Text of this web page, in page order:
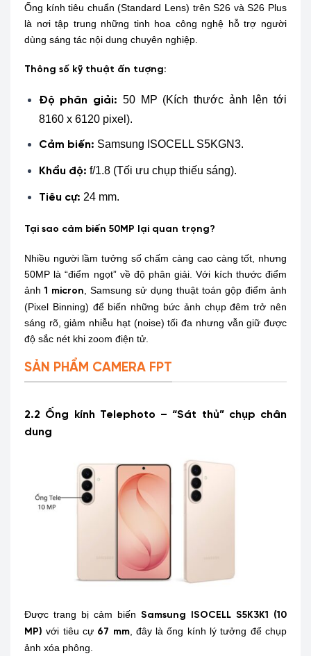
Ống kính tiêu chuẩn (Standard Lens) trên S26 và S26 Plus
là nơi tập trung những tinh hoa công nghệ hỗ trợ người
dùng sáng tác nội dung chuyên nghiệp.
Thông số kỹ thuật ấn tượng:
Độ phân giải: 50 MP (Kích thước ảnh lên tới
8160 x 6120 pixel).
Cảm biến: Samsung ISOCELL S5KGN3.
Khẩu độ: f/1.8 (Tối ưu chụp thiếu sáng).
Tiêu cự: 24 mm.
Tại sao cảm biến 50MP lại quan trọng?
Nhiều người lầm tưởng số chấm càng cao càng tốt, nhưng
50MP là “điểm ngọt” về độ phân giải. Với kích thước điểm
ảnh1 micron
, Samsung sử dụng thuật toán gộp điểm ảnh
(Pixel Binning) để biến những bức ảnh chụp đêm trở nên
sáng rõ, giảm nhiễu hạt (noise) tối đa nhưng vẫn giữ được
độ sắc nét khi zoom điện tử.
SẢN PHẨM CAMERA FPT
2.2 Ống kính Telephoto – “Sát thủ” chụp chân
dung
Được trang bị cảm biến Samsung ISOCELL S5K3K1 (10
MP) với tiêu cự 67 mm, đây là ống kính lý tưởng để chụp
ảnh xóa phông.